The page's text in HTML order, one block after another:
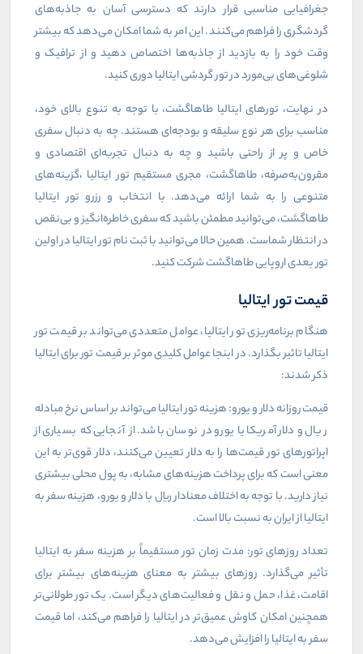
جغرافیایی مناسبی قرار دارند که دسترسی آسان به جاذبه‌های
گردشگری را فراهم می‌کنند. این امر به شما امکان می‌دهد که بیشتر
وقت خود را به بازدید از جاذبه‌ها اختصاص دهید و از ترافیک و
شلوغی‌های بی‌مورد در تور گردشی ایتالیا دوری کنید.
در نهایت، تورهای ایتالیا طاهاگشت، با توجه به تنوع بالای خود،
مناسب برای هر نوع سلیقه و بودجه‌ای هستند. چه به دنبال سفری
خاص و پر از راحتی باشید و چه به دنبال تجربه‌ای اقتصادی و
مقرون‌به‌صرفه، طاهاگشت، مجری مستقیم تور ایتالیا ،گزینه‌های
متنوعی را به شما ارائه می‌دهد. با انتخاب و رزرو تور ایتالیا
طاهاگشت، می‌توانید مطمئن باشید که سفری خاطره‌انگیز و بی‌نقص
در انتظار شماست. همین حالا می‌توانید با ثبت نام تور ایتالیا در اولین
تور بعدی اروپایی طاهاگشت شرکت کنید.
قیمت تور ایتالیا
هنگام برنامه‌ریزی تور ایتالیا، عوامل متعددی می‌تواند بر قیمت تور
ایتالیا تاثیر بگذارد. در اینجا عوامل کلیدی موثر بر قیمت تور برای ایتالیا
ذکر شدند:
قیمت روزانه دلار و یورو: هزینه تور ایتالیا می‌تواند بر اساس نرخ مبادله
ریال و دلار آمریکا یا یورو در نوسان باشد. از آنجایی که بسیاری از
اپراتورهای تور قیمت‌ها را به دلار تعیین می‌کنند، دلار قوی‌تر به این
معنی است که برای پرداخت هزینه‌های مشابه، به پول محلی بیشتری
نیاز دارید. با توجه به اختلاف معنادار ریال با دلار و یورو، هزینه سفر به
ایتالیا از ایران به نسبت بالا است.
تعداد روزهای تور: مدت زمان تور مستقیماً بر هزینه سفر به ایتالیا
تأثیر می‌گذارد. روزهای بیشتر به معنای هزینه‌های بیشتر برای
اقامت، غذا، حمل و نقل و فعالیت‌های دیگر است. یک تور طولانی‌تر
همچنین امکان کاوش عمیق‌تر در ایتالیا را فراهم می‌کند، اما قیمت
سفر به ایتالیا را افزایش می‌دهد.